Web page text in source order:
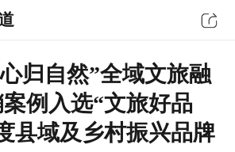
归自然”全域文旅融
例入选“文旅好品
县域及乡村振兴品牌